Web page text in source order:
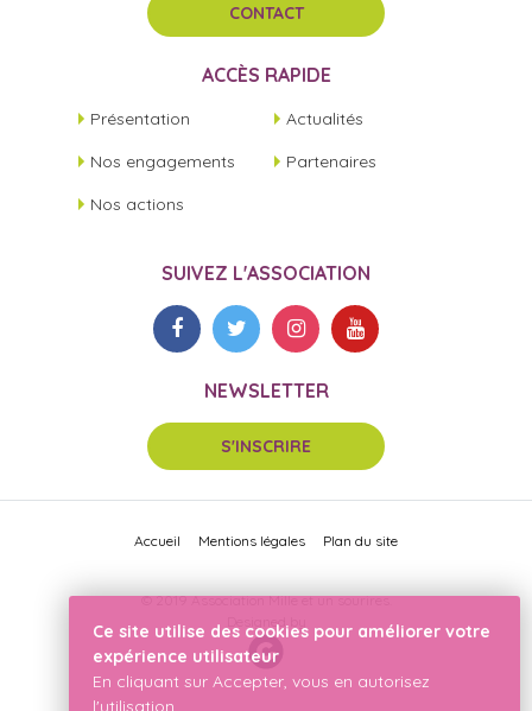
CONTACT
ACCÈS RAPIDE
Présentation
Actualités
Nos engagements
Partenaires
Nos actions
SUIVEZ L'ASSOCIATION
NEWSLETTER
S'INSCRIRE
Accueil Mentions légales Plan du site
© 2019 Association Mille et un sourires.
Designed by
Ce site utilise des cookies pour améliorer votre
expérience utilisateur
En cliquant sur Accepter, vous en autorisez
l'utilisation.